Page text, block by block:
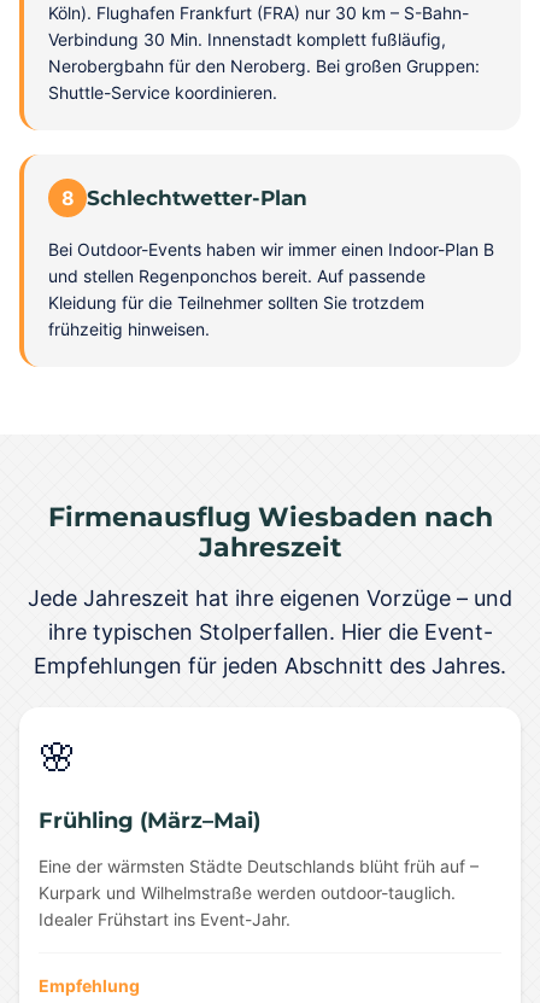
Köln). Flughafen Frankfurt (FRA) nur 30 km – S-Bahn-
Verbindung 30 Min. Innenstadt komplett fußläufig,
Nerobergbahn für den Neroberg. Bei großen Gruppen:
Shuttle-Service koordinieren.
8 Schlechtwetter-Plan
Bei Outdoor-Events haben wir immer einen Indoor-Plan B
und stellen Regenponchos bereit. Auf passende
Kleidung für die Teilnehmer sollten Sie trotzdem
frühzeitig hinweisen.
Firmenausflug Wiesbaden nach
Jahreszeit
Jede Jahreszeit hat ihre eigenen Vorzüge – und
ihre typischen Stolperfallen. Hier die Event-
Empfehlungen für jeden Abschnitt des Jahres.
🌸
Frühling (März–Mai)
Eine der wärmsten Städte Deutschlands blüht früh auf –
Kurpark und Wilhelmstraße werden outdoor-tauglich.
Idealer Frühstart ins Event-Jahr.
Empfehlung